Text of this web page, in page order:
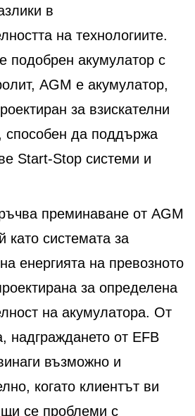
в
на технологиите.
подобрен акумулатор с
AGM е акумулатор,
за взискателни
способен да поддържа
Start-Stop системи и
преминаване от AGM
като системата за
енергията на превозното
за определена
на акумулатора. От
надграждането от EFB
възможно и
когато клиентът ви
се проблеми с